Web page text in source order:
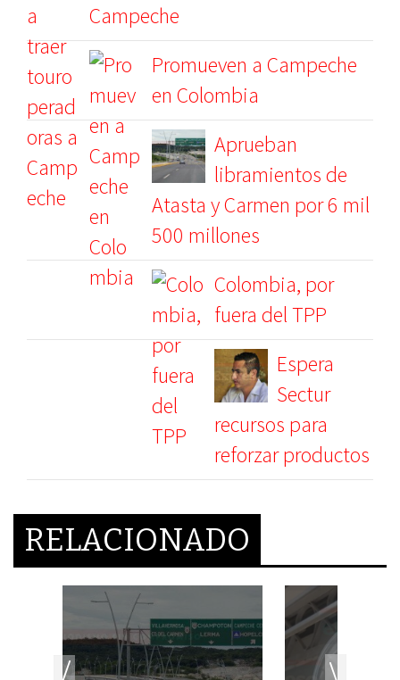
Campeche
Promueven a Campeche
en Colombia
Aprueban
libramientos de
Atasta y Carmen por 6 mil
500 millones
Colombia, por
fuera del TPP
Espera
Sectur
recursos para
reforzar productos
RELACIONADO